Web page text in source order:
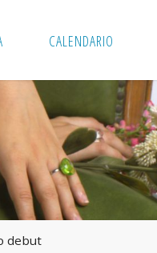
CALENDARIO
debut